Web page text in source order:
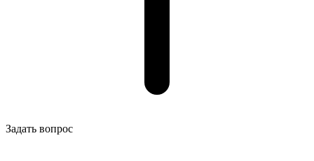
Задать вопрос